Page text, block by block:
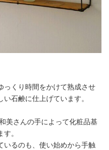
っくり時間をかけて熟成させ
石鹸に仕上げています。
美さんの手によって化粧品基
。
いるのも、使い始めから手触